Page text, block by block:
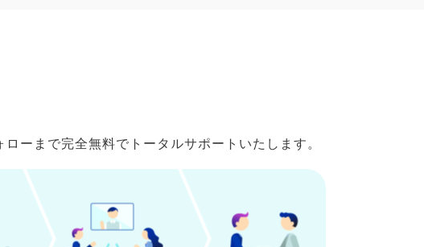
ーまで完全無料でトータルサポートいたします。